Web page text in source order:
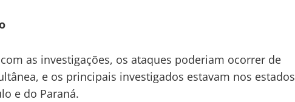
as investigações, os ataques poderiam ocorrer de
e os principais investigados estavam nos estados
e do Paraná.